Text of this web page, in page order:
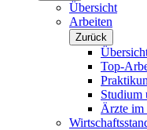
Übersicht
Arbeiten
Zurück
Top-
Studium
Ärzte